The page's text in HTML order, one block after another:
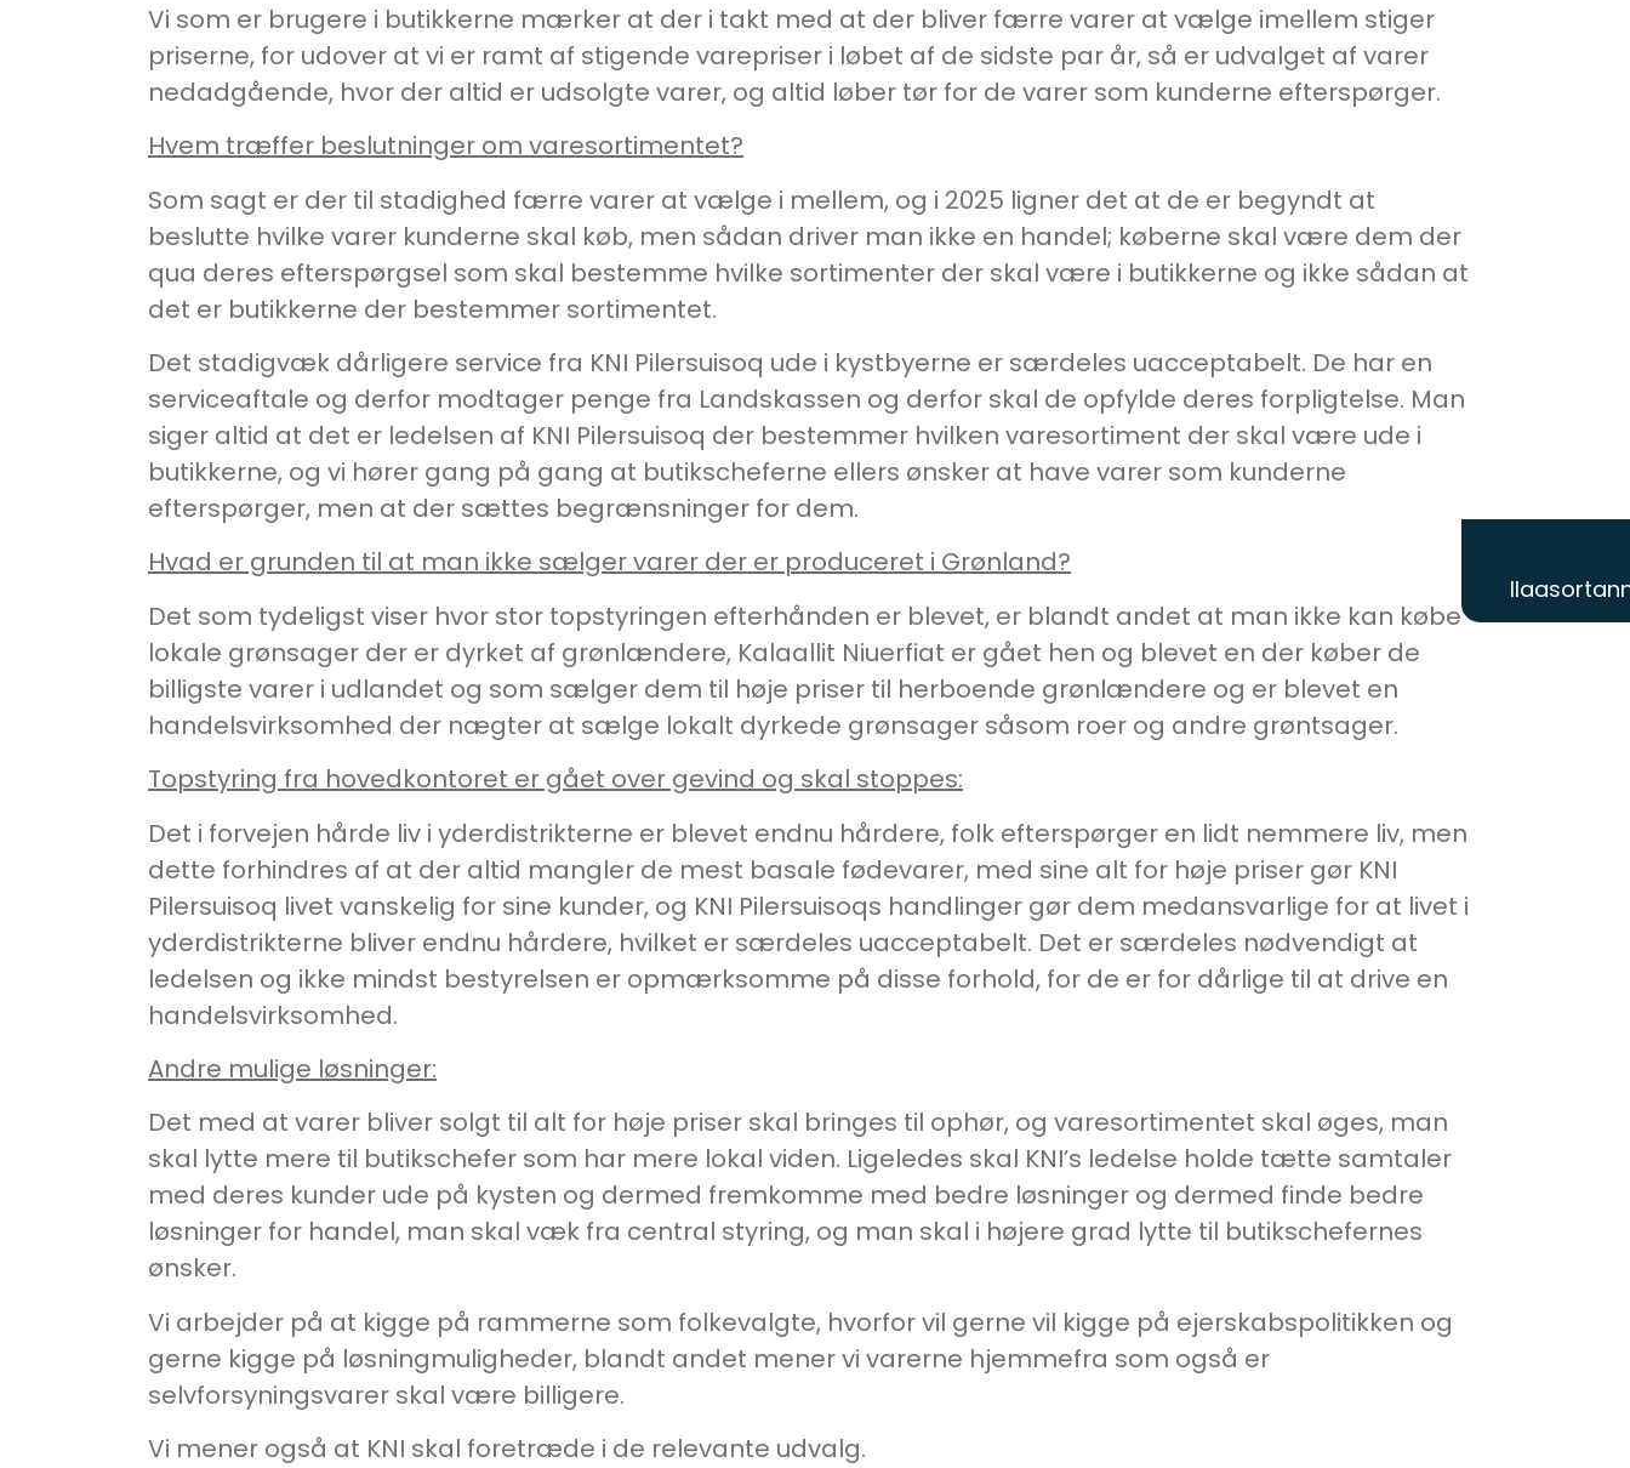
Vi som er brugere i butikkerne mærker at der i takt med at der bliver færre varer at vælge imellem stiger
priserne, for udover at vi er ramt af stigende varepriser i løbet af de sidste par år, så er udvalget af varer
nedadgående, hvor der altid er udsolgte varer, og altid løber tør for de varer som kunderne efterspørger.
Hvem træffer beslutninger om varesortimentet?
Som sagt er der til stadighed færre varer at vælge i mellem, og i 2025 ligner det at de er begyndt at
beslutte hvilke varer kunderne skal køb, men sådan driver man ikke en handel; køberne skal være dem der
qua deres efterspørgsel som skal bestemme hvilke sortimenter der skal være i butikkerne og ikke sådan at
det er butikkerne der bestemmer sortimentet.
Det stadigvæk dårligere service fra KNI Pilersuisoq ude i kystbyerne er særdeles uacceptabelt. De har en
serviceaftale og derfor modtager penge fra Landskassen og derfor skal de opfylde deres forpligtelse. Man
siger altid at det er ledelsen af KNI Pilersuisoq der bestemmer hvilken varesortiment der skal være ude i
butikkerne, og vi hører gang på gang at butikscheferne ellers ønsker at have varer som kunderne
efterspørger, men at der sættes begrænsninger for dem.
Hvad er grunden til at man ikke sælger varer der er produceret i Grønland?
Det som tydeligst viser hvor stor topstyringen efterhånden er blevet, er blandt andet at man ikke kan købe
lokale grønsager der er dyrket af grønlændere, Kalaallit Niuerfiat er gået hen og blevet en der køber de
billigste varer i udlandet og som sælger dem til høje priser til herboende grønlændere og er blevet en
handelsvirksomhed der nægter at sælge lokalt dyrkede grønsager såsom roer og andre grøntsager.
Topstyring fra hovedkontoret er gået over gevind og skal stoppes:
Det i forvejen hårde liv i yderdistrikterne er blevet endnu hårdere, folk efterspørger en lidt nemmere liv, men
dette forhindres af at der altid mangler de mest basale fødevarer, med sine alt for høje priser gør KNI
Pilersuisoq livet vanskelig for sine kunder, og KNI Pilersuisoqs handlinger gør dem medansvarlige for at livet i
yderdistrikterne bliver endnu hårdere, hvilket er særdeles uacceptabelt. Det er særdeles nødvendigt at
ledelsen og ikke mindst bestyrelsen er opmærksomme på disse forhold, for de er for dårlige til at drive en
handelsvirksomhed.
Andre mulige løsninger:
Det med at varer bliver solgt til alt for høje priser skal bringes til ophør, og varesortimentet skal øges, man
skal lytte mere til butikschefer som har mere lokal viden. Ligeledes skal KNI’s ledelse holde tætte samtaler
med deres kunder ude på kysten og dermed fremkomme med bedre løsninger og dermed finde bedre
løsninger for handel, man skal væk fra central styring, og man skal i højere grad lytte til butikschefernes
ønsker.
Vi arbejder på at kigge på rammerne som folkevalgte, hvorfor vil gerne vil kigge på ejerskabspolitikken og
gerne kigge på løsningmuligheder, blandt andet mener vi varerne hjemmefra som også er
selvforsyningsvarer skal være billigere.
Vi mener også at KNI skal foretræde i de relevante udvalg.